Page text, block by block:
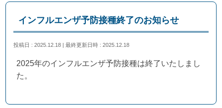
インフルエンザ予防接種終了のお知らせ
投稿日 : 2025.12.18 最終更新日時 : 2025.12.18
2025年のインフルエンザ予防接種は終了いたしまし
た。